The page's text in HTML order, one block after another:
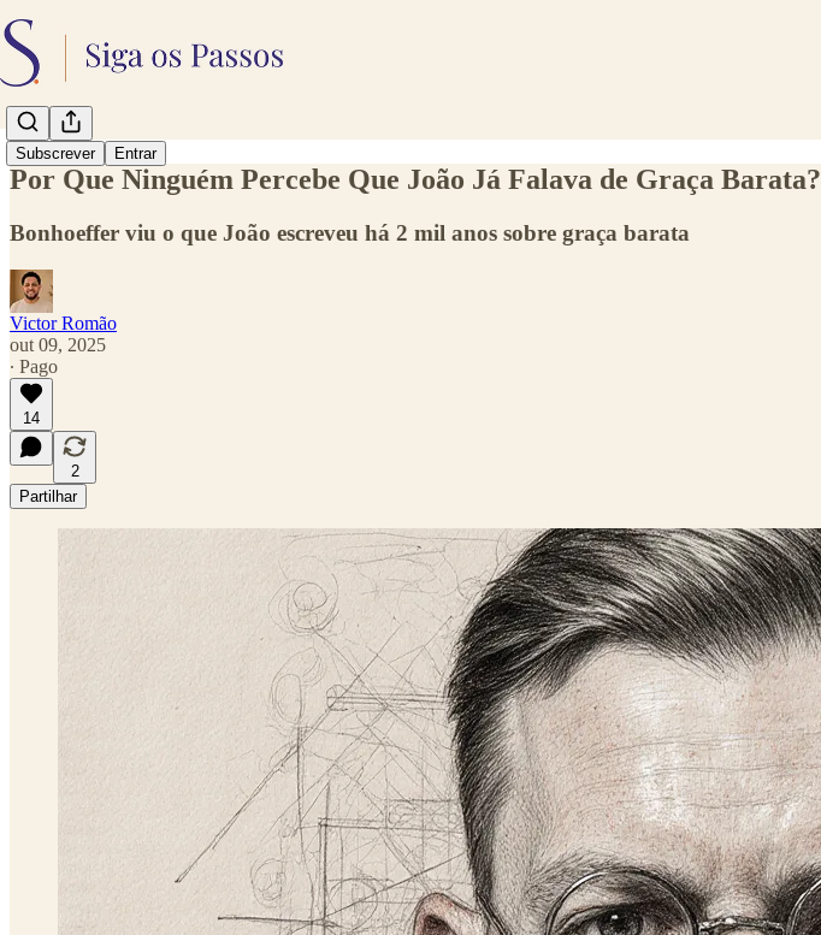
Subscrever Entrar
Por Que Ninguém Percebe Que João Já Falava de Graça Barata?
Bonhoeffer viu o que João escreveu há 2 mil anos sobre graça barata
Victor Romão
out 09, 2025
∙ Pago
14
2
Partilhar